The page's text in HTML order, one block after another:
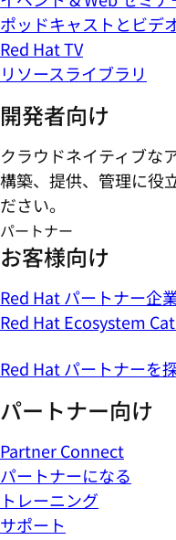
ポッドキャストとビデ
Red Hat TV
リソースライブラリ
開発者向け
クラウドネイティブな
構築、提供、管理に役
ださい。
パートナー
お客様向け
Red Hat パートナー企
Red Hat Ecosystem
Red Hat パートナーを
パートナー向け
Partner Connect
パートナーになる
トレーニング
サポート